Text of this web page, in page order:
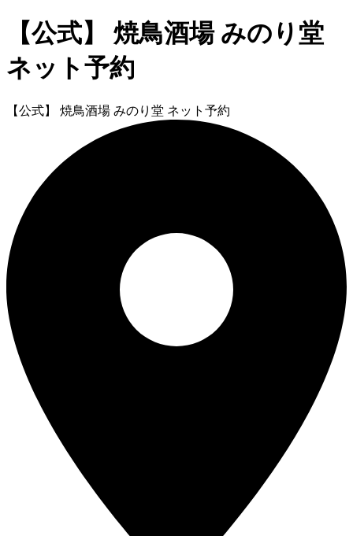
【公式】 焼鳥酒場 みのり堂
ネット予約
【公式】 焼鳥酒場 みのり堂 ネット予約